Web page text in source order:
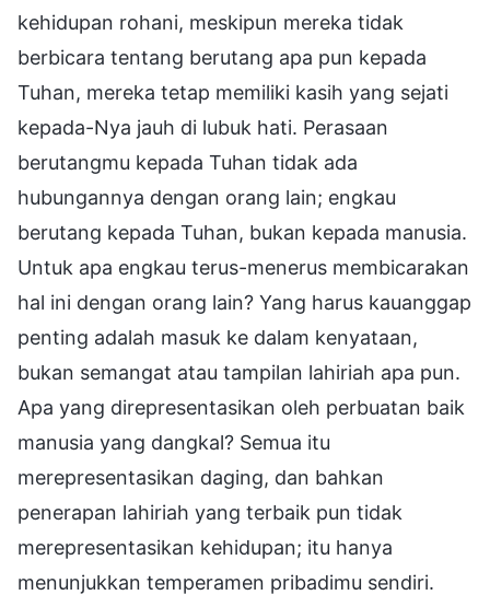
kehidupan rohani, meskipun mereka tidak
berbicara tentang berutang apa pun kepada
Tuhan, mereka tetap memiliki kasih yang sejati
kepada-Nya jauh di lubuk hati. Perasaan
berutangmu kepada Tuhan tidak ada
hubungannya dengan orang lain; engkau
berutang kepada Tuhan, bukan kepada manusia.
Untuk apa engkau terus-menerus membicarakan
hal ini dengan orang lain? Yang harus kauanggap
penting adalah masuk ke dalam kenyataan,
bukan semangat atau tampilan lahiriah apa pun.
Apa yang direpresentasikan oleh perbuatan baik
manusia yang dangkal? Semua itu
merepresentasikan daging, dan bahkan
penerapan lahiriah yang terbaik pun tidak
merepresentasikan kehidupan; itu hanya
menunjukkan temperamen pribadimu sendiri.